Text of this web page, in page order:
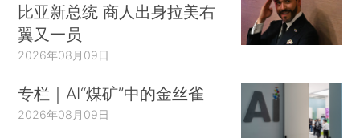
比亚新总统 商人出身拉美右
翼又一员
2026年08月09日
专栏｜AI“煤矿”中的金丝雀
2026年08月09日